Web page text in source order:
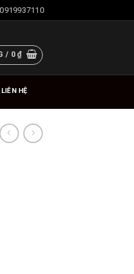
0919937110
/ 0₫
LIÊN HỆ